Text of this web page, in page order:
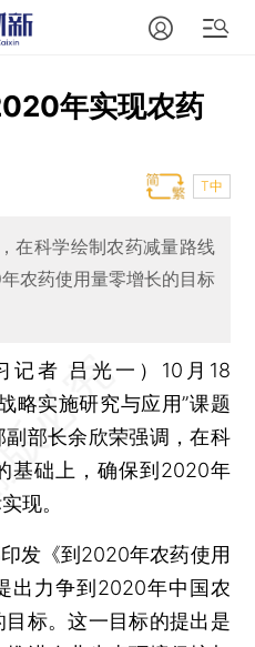
年实现农药
T中
在科学绘制农药减量路线
农药使用量零增长的目标
记者 吕光一） 10月18
略实施研究与应用”课题
部长余欣荣强调，在科
基础上，确保到2020年
现。
《到2020年农药使用
出力争到2020年中国农
标。这一目标的提出是